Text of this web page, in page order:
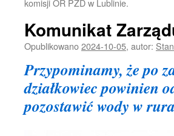
komisji OR PZD w Lublinie.
Komunikat
Opublikowano2024-10-05, autor:
Przypominamy, że po
działkowiec powinien
pozostawić wody w